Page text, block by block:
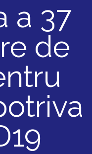
a 37
de